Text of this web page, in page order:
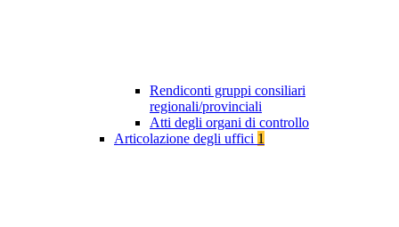
Rendiconti gruppi consiliari
regionali/provinciali
Atti degli organi di controllo
Articolazione degli uffici 1